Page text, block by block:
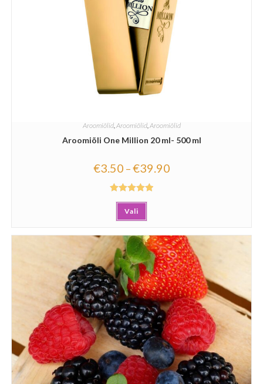
Aroomiõlid,Aroomiõlid,Aroomiõlid
Aroomiõli One Million 20 ml- 500 ml
€3.50 –€39.90
Hinnanguga
5.00/ 5
Vali